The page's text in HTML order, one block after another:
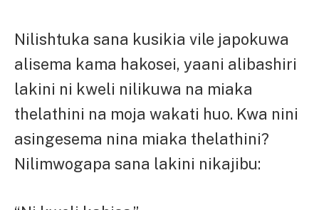
Nilishtuka sana kusikia vile japokuwa
alisema kama hakosei, yaani alibashiri
lakini ni kweli nilikuwa na miaka
thelathini na moja wakati huo. Kwa nini
asingesema nina miaka thelathini?
Nilimwogapa sana lakini nikajibu: